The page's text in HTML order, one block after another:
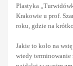
Plastyka
Krakowie u prof.
roku, gdzie na
Jakie to koło na
wtedy terminowanie